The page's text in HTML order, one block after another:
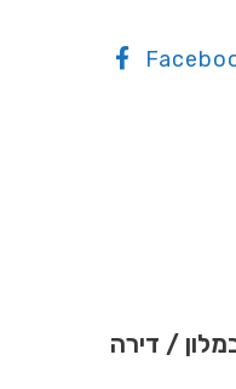
/ דירה